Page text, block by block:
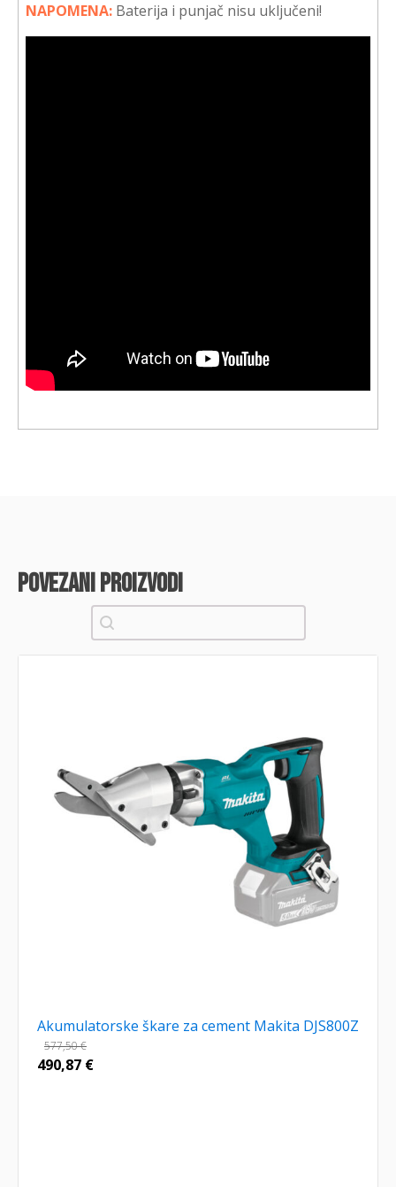
NAPOMENA: Baterija i punjač nisu uključeni!
povezani proizvodi
Pretraži
Akumulatorske škare za cement Makita DJS800Z
577,50€
490,87 €